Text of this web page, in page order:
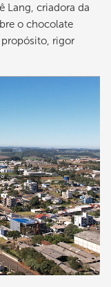
Lang, criadora da
o chocolate
rigor